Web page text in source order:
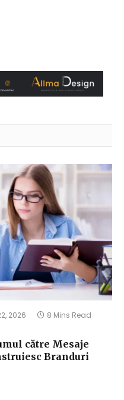
2026
8 Mins Read
către Mesaje
Branduri